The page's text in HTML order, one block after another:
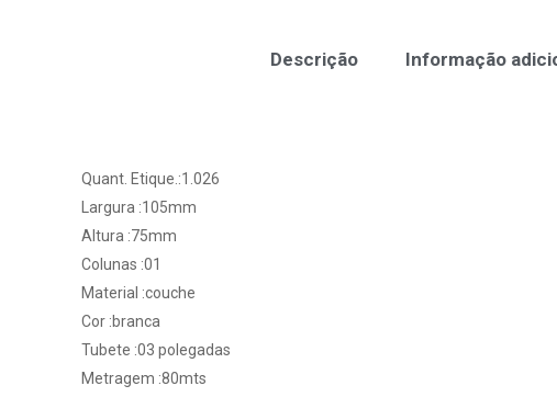
Descrição Informação
Quant. Etique.:1.026
Largura :105mm
Altura :75mm
Colunas :01
Material :couche
Cor :branca
Tubete :03 polegadas
Metragem :80mts